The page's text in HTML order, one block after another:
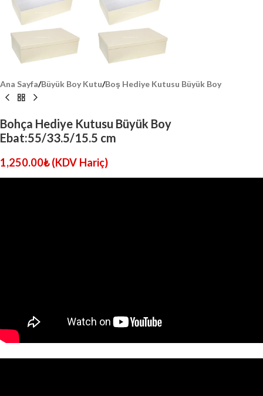
Ana Sayfa/Büyük Boy Kutu/Boş Hediye Kutusu Büyük Boy
Bohça Hediye Kutusu Büyük Boy
Ebat:55/33.5/15.5 cm
1,250.00₺ (KDV Hariç)